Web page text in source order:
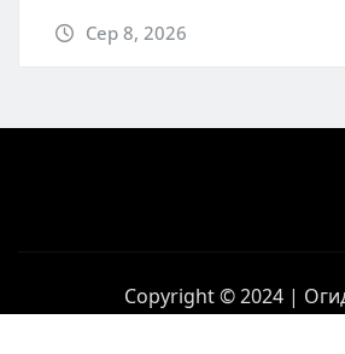
Сер 8, 2026
Copyright © 2024 |